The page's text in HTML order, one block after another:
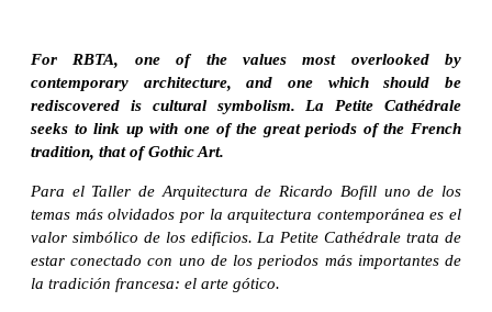
For RBTA, one of the values most overlooked by
contemporary architecture, and one which should be
rediscovered is cultural symbolism. La Petite Cathédrale
seeks to link up with one of the great periods of the French
tradition, that of Gothic Art.
Para el Taller de Arquitectura de Ricardo Bofill uno de los
temas más olvidados por la arquitectura contemporánea es el
valor simbólico de los edificios. La Petite Cathédrale trata de
estar conectado con uno de los periodos más importantes de
la tradición francesa: el arte gótico.